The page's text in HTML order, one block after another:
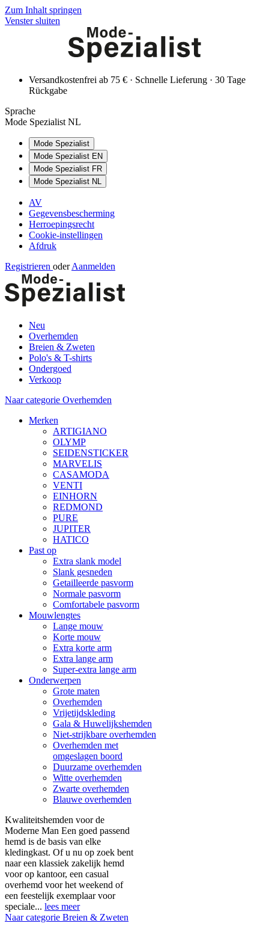
Zum Inhalt springen
Venster sluiten
Versandkostenfrei ab 75 € · Schnelle Lieferung · 30 Tage
Rückgabe
Sprache
Mode Spezialist NL
Mode Spezialist
Mode Spezialist EN
Mode Spezialist FR
Mode Spezialist NL
AV
Gegevensbescherming
Herroepingsrecht
Cookie-instellingen
Afdruk
Registrieren oder Aanmelden
Neu
Overhemden
Breien & Zweten
Polo's & T-shirts
Ondergoed
Verkoop
Naar categorie Overhemden
Merken
ARTIGIANO
OLYMP
SEIDENSTICKER
MARVELIS
CASAMODA
VENTI
EINHORN
REDMOND
PURE
JUPITER
HATICO
Past op
Extra slank model
Slank gesneden
Getailleerde pasvorm
Normale pasvorm
Comfortabele pasvorm
Mouwlengtes
Lange mouw
Korte mouw
Extra korte arm
Extra lange arm
Super-extra lange arm
Onderwerpen
Grote maten
Overhemden
Vrijetijdskleding
Gala & Huwelijkshemden
Niet-strijkbare overhemden
Overhemden met
omgeslagen boord
Duurzame overhemden
Witte overhemden
Zwarte overhemden
Blauwe overhemden
Kwaliteitshemden voor de
Moderne Man Een goed passend
hemd is de basis van elke
kledingkast. Of u nu op zoek bent
naar een klassiek zakelijk hemd
voor op kantoor, een casual
overhemd voor het weekend of
een feestelijk exemplaar voor
speciale... lees meer
Naar categorie Breien & Zweten